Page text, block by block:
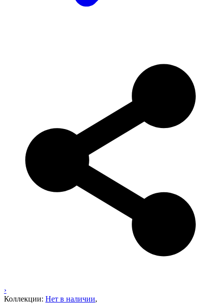
›
Коллекции: Нет в наличии,